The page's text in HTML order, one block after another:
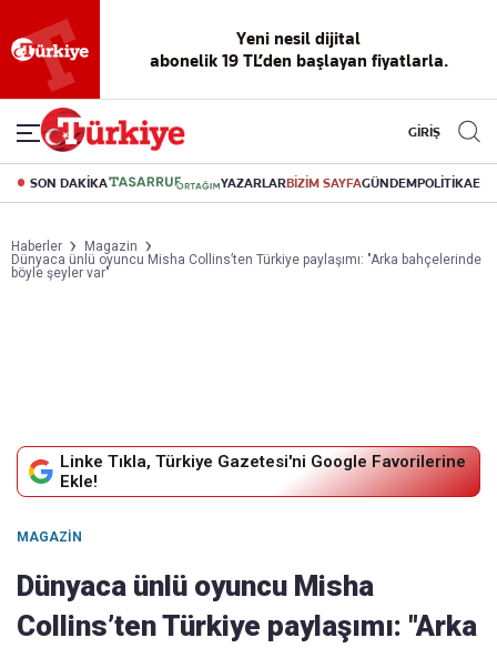
okuma
deneyimi
dijital arşiv
Akıllı haber
asistanı
Eski gazeteleri
indirme
canlı soru
cevap
GİRİŞ
SON DAKİKA YAZARLARBİZİM SAYFAGÜNDEMPOLİTİKA
Haberler
Magazin
Dünyaca ünlü oyuncu Misha Collins’ten Türkiye paylaşımı: "Arka bahçelerinde
böyle şeyler var"
Linke Tıkla, Türkiye Gazetesi'ni Google Favorilerine
Ekle!
MAGAZIN
Dünyaca ünlü oyuncu Misha
Collins’ten Türkiye paylaşımı: "Arka